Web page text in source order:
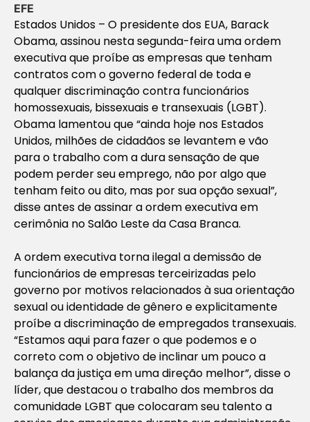
EFE
Estados Unidos – O presidente dos EUA, Barack
Obama, assinou nesta segunda-feira uma ordem
executiva que proíbe as empresas que tenham
contratos com o governo federal de toda e
qualquer discriminação contra funcionários
homossexuais, bissexuais e transexuais (LGBT).
Obama lamentou que “ainda hoje nos Estados
Unidos, milhões de cidadãos se levantem e vão
para o trabalho com a dura sensação de que
podem perder seu emprego, não por algo que
tenham feito ou dito, mas por sua opção sexual”,
disse antes de assinar a ordem executiva em
cerimônia no Salão Leste da Casa Branca.
A ordem executiva torna ilegal a demissão de
funcionários de empresas terceirizadas pelo
governo por motivos relacionados à sua orientação
sexual ou identidade de gênero e explicitamente
proíbe a discriminação de empregados transexuais.
“Estamos aqui para fazer o que podemos e o
correto com o objetivo de inclinar um pouco a
balança da justiça em uma direção melhor”, disse o
líder, que destacou o trabalho dos membros da
comunidade LGBT que colocaram seu talento a